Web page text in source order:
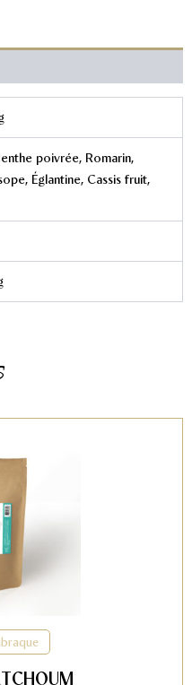
poivrée, Romarin,
Églantine, Cassis fruit,